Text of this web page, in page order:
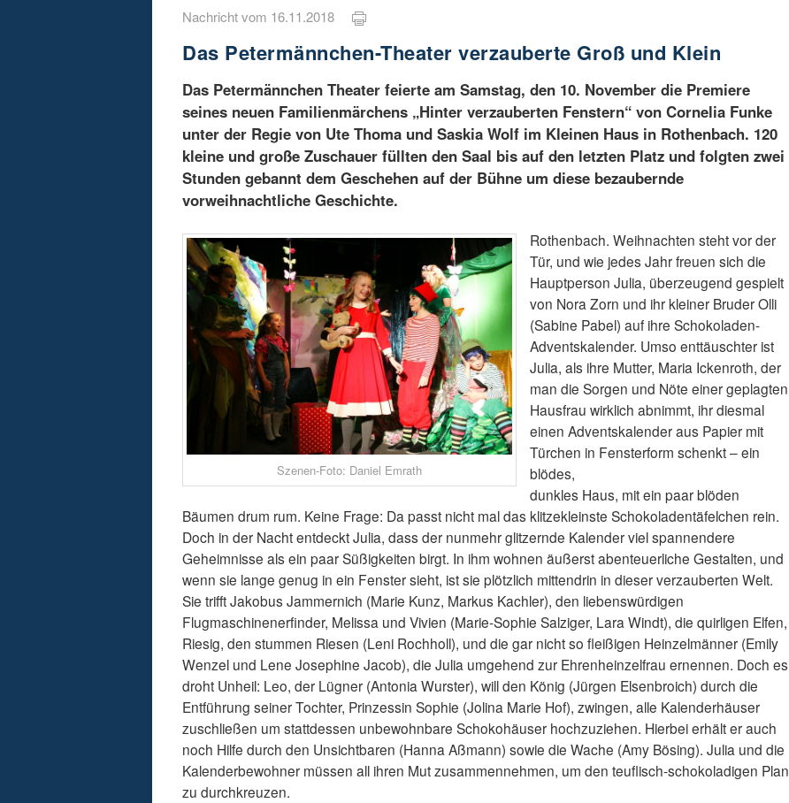
Nachricht vom 16.11.2018
Das Petermännchen-Theater verzauberte Groß und Klein
Das Petermännchen Theater feierte am Samstag, den 10. November die Premiere
seines neuen Familienmärchens „Hinter verzauberten Fenstern“ von Cornelia Funke
unter der Regie von Ute Thoma und Saskia Wolf im Kleinen Haus in Rothenbach. 120
kleine und große Zuschauer füllten den Saal bis auf den letzten Platz und folgten zwei
Stunden gebannt dem Geschehen auf der Bühne um diese bezaubernde
vorweihnachtliche Geschichte.
Szenen-Foto: Daniel Emrath
Rothenbach. Weihnachten steht vor der
Tür, und wie jedes Jahr freuen sich die
Hauptperson Julia, überzeugend gespielt
von Nora Zorn und ihr kleiner Bruder Olli
(Sabine Pabel) auf ihre Schokoladen-
Adventskalender. Umso enttäuschter ist
Julia, als ihre Mutter, Maria Ickenroth, der
man die Sorgen und Nöte einer geplagten
Hausfrau wirklich abnimmt, ihr diesmal
einen Adventskalender aus Papier mit
Türchen in Fensterform schenkt – ein
blödes,
dunkles Haus, mit ein paar blöden
Bäumen drum rum. Keine Frage: Da passt nicht mal das klitzekleinste Schokoladentäfelchen rein.
Doch in der Nacht entdeckt Julia, dass der nunmehr glitzernde Kalender viel spannendere
Geheimnisse als ein paar Süßigkeiten birgt. In ihm wohnen äußerst abenteuerliche Gestalten, und
wenn sie lange genug in ein Fenster sieht, ist sie plötzlich mittendrin in dieser verzauberten Welt.
Sie trifft Jakobus Jammernich (Marie Kunz, Markus Kachler), den liebenswürdigen
Flugmaschinenerfinder, Melissa und Vivien (Marie-Sophie Salziger, Lara Windt), die quirligen Elfen,
Riesig, den stummen Riesen (Leni Rochholl), und die gar nicht so fleißigen Heinzelmänner (Emily
Wenzel und Lene Josephine Jacob), die Julia umgehend zur Ehrenheinzelfrau ernennen. Doch es
droht Unheil: Leo, der Lügner (Antonia Wurster), will den König (Jürgen Elsenbroich) durch die
Entführung seiner Tochter, Prinzessin Sophie (Jolina Marie Hof), zwingen, alle Kalenderhäuser
zuschließen um stattdessen unbewohnbare Schokohäuser hochzuziehen. Hierbei erhält er auch
noch Hilfe durch den Unsichtbaren (Hanna Aßmann) sowie die Wache (Amy Bösing). Julia und die
Kalenderbewohner müssen all ihren Mut zusammennehmen, um den teuflisch-schokoladigen Plan
zu durchkreuzen.